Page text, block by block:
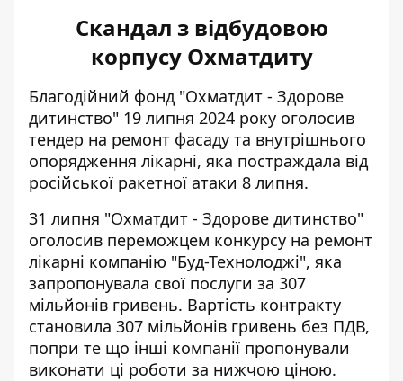
Скандал з відбудовою
корпусу Охматдиту
Благодійний фонд "Охматдит - Здорове
дитинство" 19 липня 2024 року оголосив
тендер на ремонт фасаду та внутрішнього
опорядження лікарні, яка постраждала від
російської ракетної атаки 8 липня.
31 липня "Охматдит - Здорове дитинство"
оголосив переможцем конкурсу на ремонт
лікарні компанію "Буд-Технолоджі", яка
запропонувала свої послуги за 307
мільйонів гривень. Вартість контракту
становила 307 мільйонів гривень без ПДВ,
попри те що інші компанії пропонували
виконати ці роботи за нижчою ціною.